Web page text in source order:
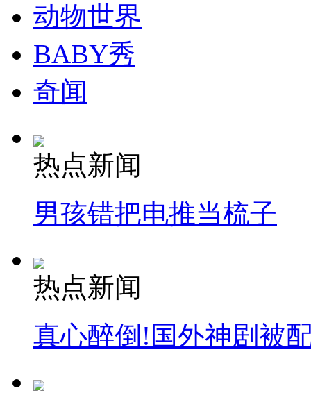
外交部：有关国家言论片面不公正
安徽一实载49人客车翻车
消防员救轻生者 花炮节热闹非凡
动物世界
BABY秀
奇闻
热点新闻
男孩错把电推当梳子
热点新闻
真心醉倒!国外神剧被